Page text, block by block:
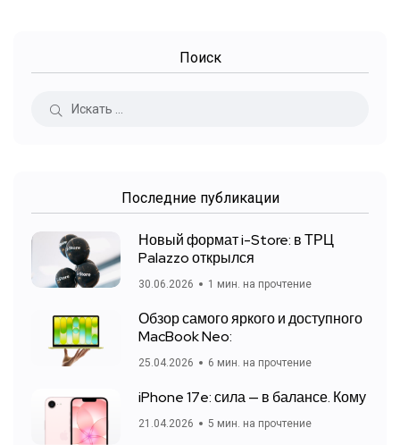
Поиск
Последние публикации
Новый формат i-Store: в ТРЦ
Palazzo открылся
30.06.2026 1 мин. на прочтение
Обзор самого яркого и доступного
MacBook Neo:
25.04.2026 6 мин. на прочтение
iPhone 17e: сила — в балансе. Кому
21.04.2026 5 мин. на прочтение